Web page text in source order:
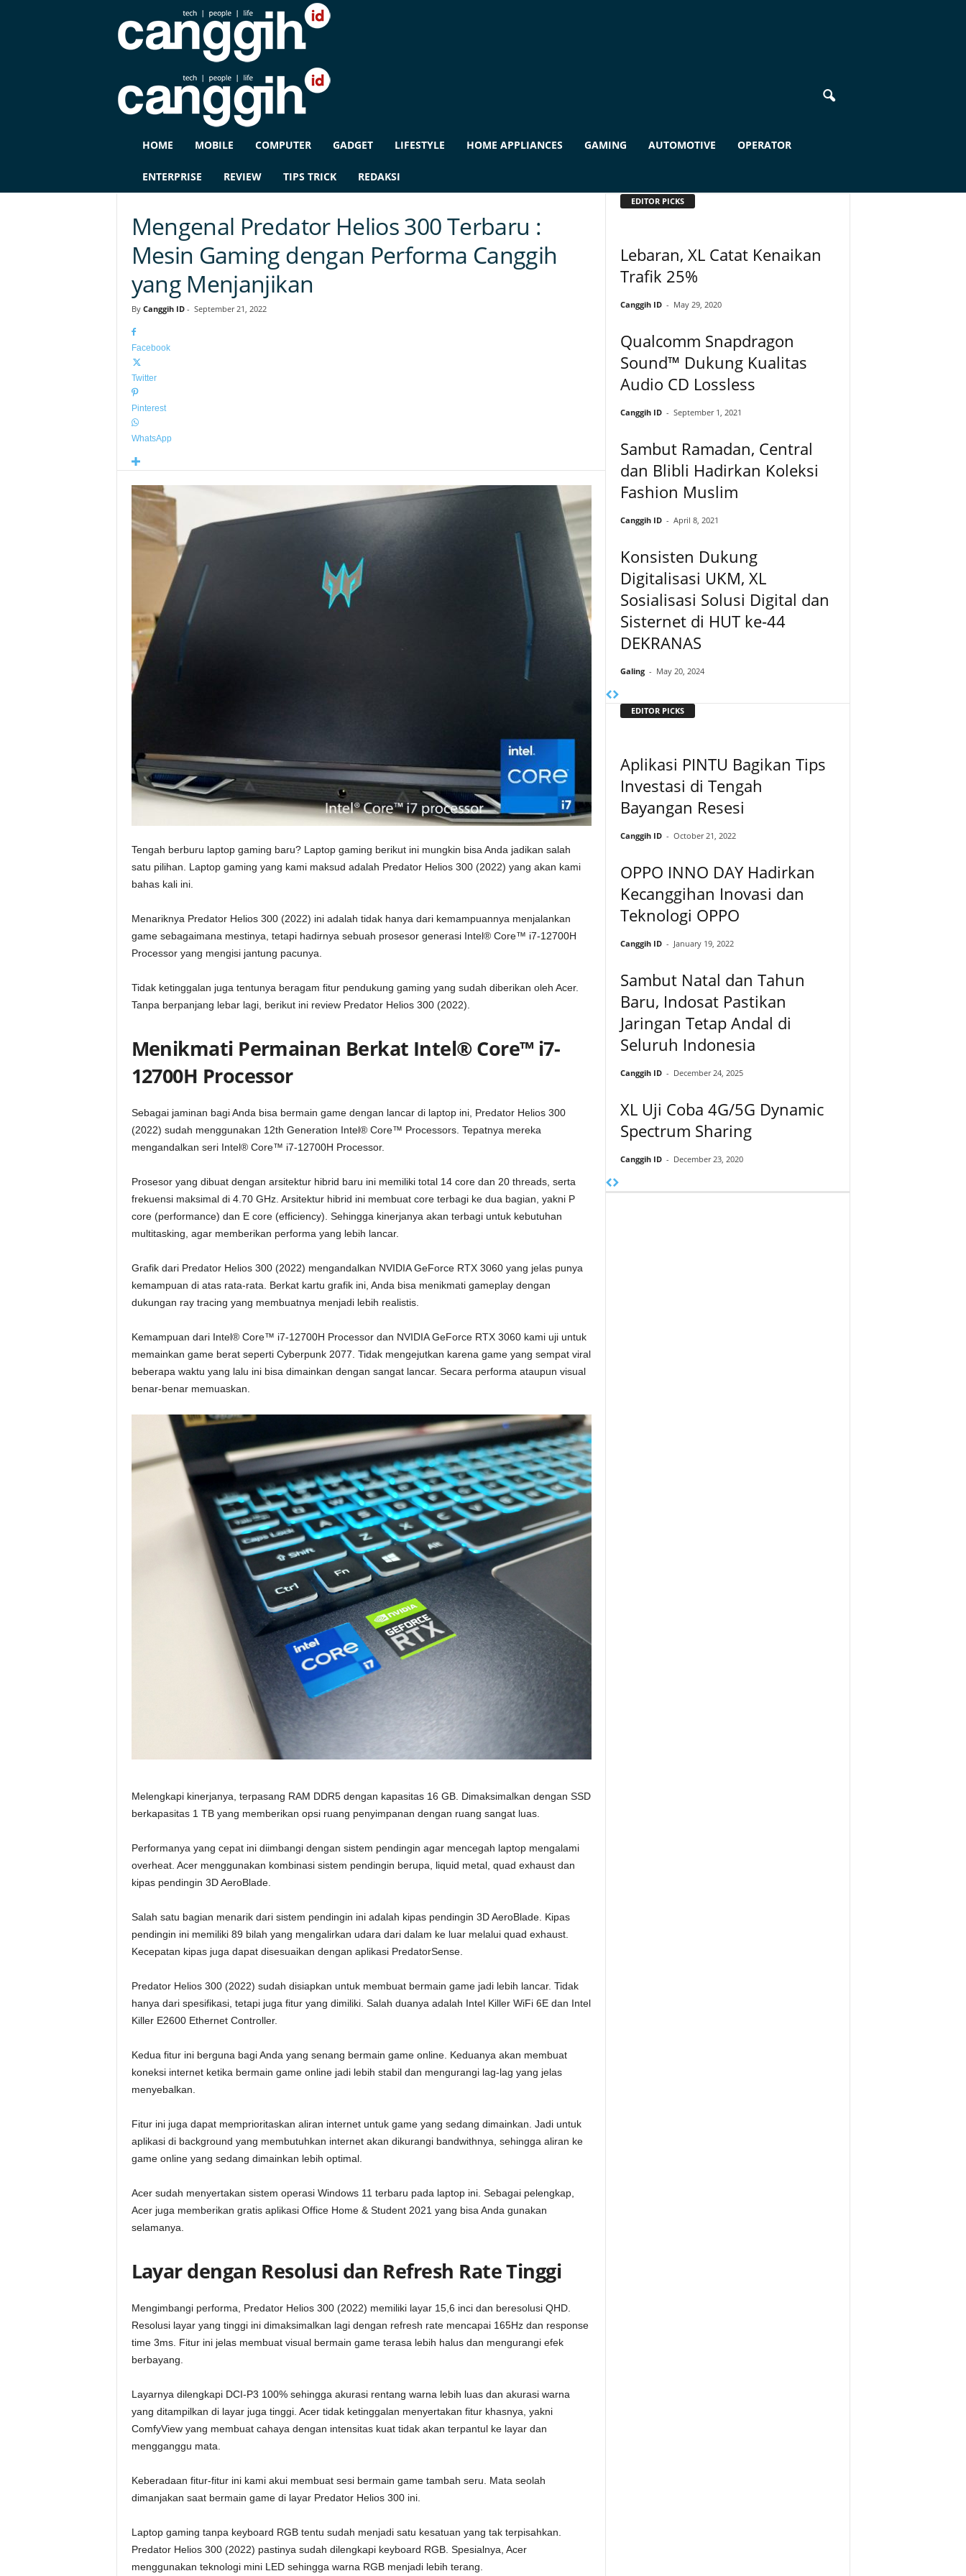
G
HOME MOBILE COMPUTER GADGET LIFESTYLE HOME APPLIANCES GAMING AUTOMOTIVE OPERATOR
ENTERPRISE REVIEW TIPS TRICK REDAKSI
Mengenal Predator Helios 300 Terbaru :
Mesin Gaming dengan Performa Canggih
yang Menjanjikan
By Canggih ID- September 21, 2022
Facebook
Twitter
Pinterest
WhatsApp
Tengah berburu laptop gaming baru? Laptop gaming berikut ini mungkin bisa Anda jadikan salah
satu pilihan. Laptop gaming yang kami maksud adalah Predator Helios 300 (2022) yang akan kami
bahas kali ini.
Menariknya Predator Helios 300 (2022) ini adalah tidak hanya dari kemampuannya menjalankan
game sebagaimana mestinya, tetapi hadirnya sebuah prosesor generasi Intel® Core™ i7-12700H
Processor yang mengisi jantung pacunya.
Tidak ketinggalan juga tentunya beragam fitur pendukung gaming yang sudah diberikan oleh Acer.
Tanpa berpanjang lebar lagi, berikut ini review Predator Helios 300 (2022).
Menikmati Permainan Berkat Intel® Core™ i7-
12700H Processor
Sebagai jaminan bagi Anda bisa bermain game dengan lancar di laptop ini, Predator Helios 300
(2022) sudah menggunakan 12th Generation Intel® Core™ Processors. Tepatnya mereka
mengandalkan seri Intel® Core™ i7-12700H Processor.
Prosesor yang dibuat dengan arsitektur hibrid baru ini memiliki total 14 core dan 20 threads, serta
frekuensi maksimal di 4.70 GHz. Arsitektur hibrid ini membuat core terbagi ke dua bagian, yakni P
core (performance) dan E core (efficiency). Sehingga kinerjanya akan terbagi untuk kebutuhan
multitasking, agar memberikan performa yang lebih lancar.
Grafik dari Predator Helios 300 (2022) mengandalkan NVIDIA GeForce RTX 3060 yang jelas punya
kemampuan di atas rata-rata. Berkat kartu grafik ini, Anda bisa menikmati gameplay dengan
dukungan ray tracing yang membuatnya menjadi lebih realistis.
Kemampuan dari Intel® Core™ i7-12700H Processor dan NVIDIA GeForce RTX 3060 kami uji untuk
memainkan game berat seperti Cyberpunk 2077. Tidak mengejutkan karena game yang sempat viral
beberapa waktu yang lalu ini bisa dimainkan dengan sangat lancar. Secara performa ataupun visual
benar-benar memuaskan.
Melengkapi kinerjanya, terpasang RAM DDR5 dengan kapasitas 16 GB. Dimaksimalkan dengan SSD
berkapasitas 1 TB yang memberikan opsi ruang penyimpanan dengan ruang sangat luas.
Performanya yang cepat ini diimbangi dengan sistem pendingin agar mencegah laptop mengalami
overheat. Acer menggunakan kombinasi sistem pendingin berupa, liquid metal, quad exhaust dan
kipas pendingin 3D AeroBlade.
Salah satu bagian menarik dari sistem pendingin ini adalah kipas pendingin 3D AeroBlade. Kipas
pendingin ini memiliki 89 bilah yang mengalirkan udara dari dalam ke luar melalui quad exhaust.
Kecepatan kipas juga dapat disesuaikan dengan aplikasi PredatorSense.
Predator Helios 300 (2022) sudah disiapkan untuk membuat bermain game jadi lebih lancar. Tidak
hanya dari spesifikasi, tetapi juga fitur yang dimiliki. Salah duanya adalah Intel Killer WiFi 6E dan Intel
Killer E2600 Ethernet Controller.
Kedua fitur ini berguna bagi Anda yang senang bermain game online. Keduanya akan membuat
koneksi internet ketika bermain game online jadi lebih stabil dan mengurangi lag-lag yang jelas
menyebalkan.
Fitur ini juga dapat memprioritaskan aliran internet untuk game yang sedang dimainkan. Jadi untuk
aplikasi di background yang membutuhkan internet akan dikurangi bandwithnya, sehingga aliran ke
game online yang sedang dimainkan lebih optimal.
Acer sudah menyertakan sistem operasi Windows 11 terbaru pada laptop ini. Sebagai pelengkap,
Acer juga memberikan gratis aplikasi Office Home & Student 2021 yang bisa Anda gunakan
selamanya.
Layar dengan Resolusi dan Refresh Rate Tinggi
Mengimbangi performa, Predator Helios 300 (2022) memiliki layar 15,6 inci dan beresolusi QHD.
Resolusi layar yang tinggi ini dimaksimalkan lagi dengan refresh rate mencapai 165Hz dan response
time 3ms. Fitur ini jelas membuat visual bermain game terasa lebih halus dan mengurangi efek
berbayang.
Layarnya dilengkapi DCI-P3 100% sehingga akurasi rentang warna lebih luas dan akurasi warna
yang ditampilkan di layar juga tinggi. Acer tidak ketinggalan menyertakan fitur khasnya, yakni
ComfyView yang membuat cahaya dengan intensitas kuat tidak akan terpantul ke layar dan
mengganggu mata.
Keberadaan fitur-fitur ini kami akui membuat sesi bermain game tambah seru. Mata seolah
dimanjakan saat bermain game di layar Predator Helios 300 ini.
Laptop gaming tanpa keyboard RGB tentu sudah menjadi satu kesatuan yang tak terpisahkan.
Predator Helios 300 (2022) pastinya sudah dilengkapi keyboard RGB. Spesialnya, Acer
menggunakan teknologi mini LED sehingga warna RGB menjadi lebih terang.
EDITOR PICKS
Lebaran, XL Catat Kenaikan
Trafik 25%
Canggih ID - May 29, 2020
Qualcomm Snapdragon
Sound™ Dukung Kualitas
Audio CD Lossless
Canggih ID - September 1, 2021
Sambut Ramadan, Central
dan Blibli Hadirkan Koleksi
Fashion Muslim
Canggih ID - April 8, 2021
Konsisten Dukung
Digitalisasi UKM, XL
Sosialisasi Solusi Digital dan
Sisternet di HUT ke-44
DEKRANAS
Galing - May 20, 2024
EDITOR PICKS
Aplikasi PINTU Bagikan Tips
Investasi di Tengah
Bayangan Resesi
Canggih ID - October 21, 2022
OPPO INNO DAY Hadirkan
Kecanggihan Inovasi dan
Teknologi OPPO
Canggih ID - January 19, 2022
Sambut Natal dan Tahun
Baru, Indosat Pastikan
Jaringan Tetap Andal di
Seluruh Indonesia
Canggih ID - December 24, 2025
XL Uji Coba 4G/5G Dynamic
Spectrum Sharing
Canggih ID - December 23, 2020